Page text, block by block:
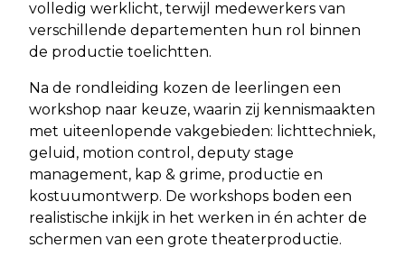
volledig werklicht, terwijl medewerkers van
verschillende departementen hun rol binnen
de productie toelichtten.
Na de rondleiding kozen de leerlingen een
workshop naar keuze, waarin zij kennismaakten
met uiteenlopende vakgebieden: lichttechniek,
geluid, motion control, deputy stage
management, kap & grime, productie en
kostuumontwerp. De workshops boden een
realistische inkijk in het werken in én achter de
schermen van een grote theaterproductie.